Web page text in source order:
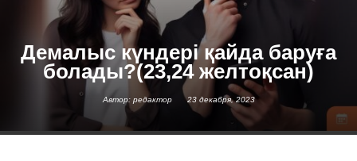
Демалыс күндері қайда баруға
болады?(23,24 желтоқсан)
Автор: редактор 23 декабря, 2023